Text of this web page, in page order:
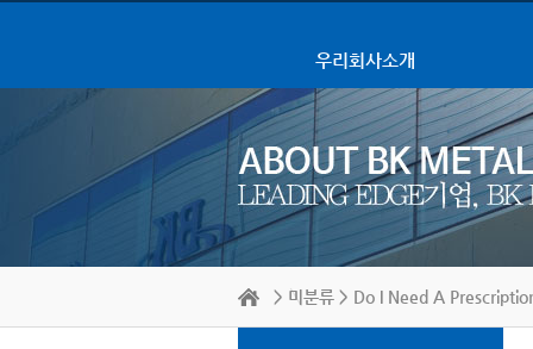
우리회사소개
> 미분류 > Do I Need A